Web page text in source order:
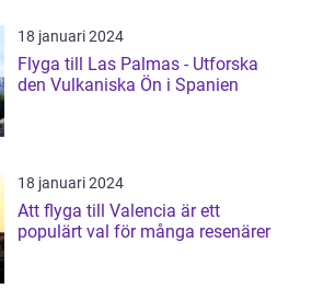
18 januari 2024
Flyga till Las Palmas - Utforska
den Vulkaniska Ön i Spanien
18 januari 2024
Att flyga till Valencia är ett
populärt val för många resenärer